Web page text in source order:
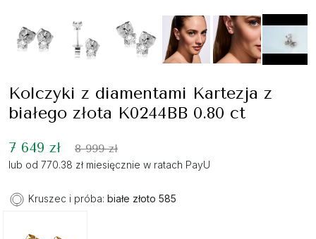
Kolczyki z diamentami Kartezja z
białego złota K0244BB 0.80 ct
7 649 zł 8 999 zł
lub od 770.38 zł miesięcznie w ratach PayU
Kruszec i próba: białe złoto 585